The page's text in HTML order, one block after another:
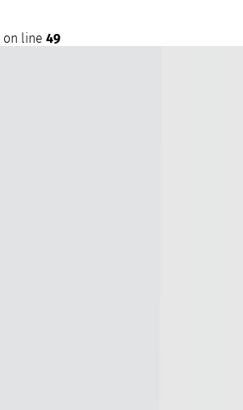
on line 49